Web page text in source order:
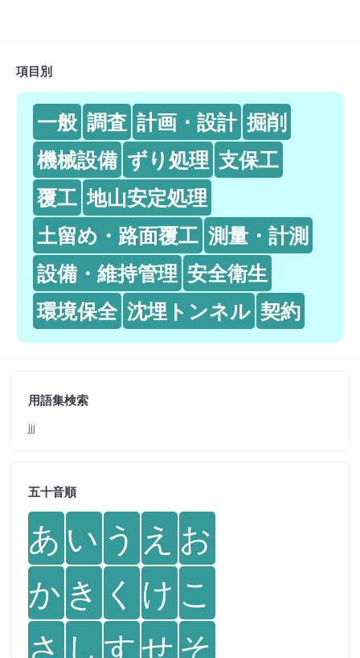
項目別
一般 調査 計画・設計 掘削
機械設備 ずり処理 支保工
覆工 地山安定処理
土留め・路面覆工 測量・計測
設備・維持管理 安全衛生
環境保全 沈埋トンネル 契約
用語集検索
jjj
五十音順
あ い う え お
か き く け こ
さ し すせ そ